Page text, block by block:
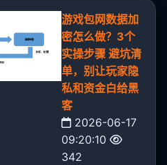
游戏包网数据加
密怎么做？3个
实操步骤 避坑清
单，别让玩家隐
私和资金白给黑
客
2026-06-17
09:20:10
342